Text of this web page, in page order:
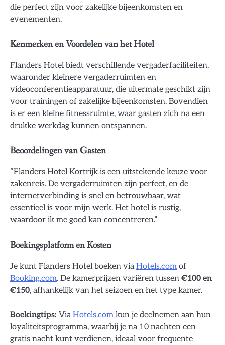
die perfect zijn voor zakelijke bijeenkomsten en
evenementen.
Kenmerken en Voordelen van het Hotel
Flanders Hotel biedt verschillende vergaderfaciliteiten,
waaronder kleinere vergaderruimten en
videoconferentieapparatuur, die uitermate geschikt zijn
voor trainingen of zakelijke bijeenkomsten. Bovendien
is er een kleine fitnessruimte, waar gasten zich na een
drukke werkdag kunnen ontspannen.
Beoordelingen van Gasten
“Flanders Hotel Kortrijk is een uitstekende keuze voor
zakenreis. De vergaderruimten zijn perfect, en de
internetverbinding is snel en betrouwbaar, wat
essentieel is voor mijn werk. Het hotel is rustig,
waardoor ik me goed kan concentreren.”
Boekingsplatform en Kosten
Je kunt Flanders Hotel boeken viaHotels.com of
Booking.com. De kamerprijzen variëren tussen €100 en
€150, afhankelijk van het seizoen en het type kamer.
Boekingtips: ViaHotels.com kun je deelnemen aan hun
loyaliteitsprogramma, waarbij je na 10 nachten een
gratis nacht kunt verdienen, ideaal voor frequente